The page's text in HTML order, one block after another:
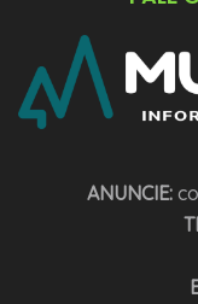
ANUNCIE: